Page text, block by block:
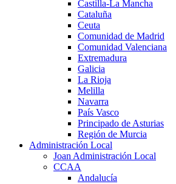
Castilla-La Mancha
Cataluña
Ceuta
Comunidad de Madrid
Comunidad Valenciana
Extremadura
Galicia
La Rioja
Melilla
Navarra
País Vasco
Principado de Asturias
Región de Murcia
Administración Local
Joan Administración Local
CCAA
Andalucía